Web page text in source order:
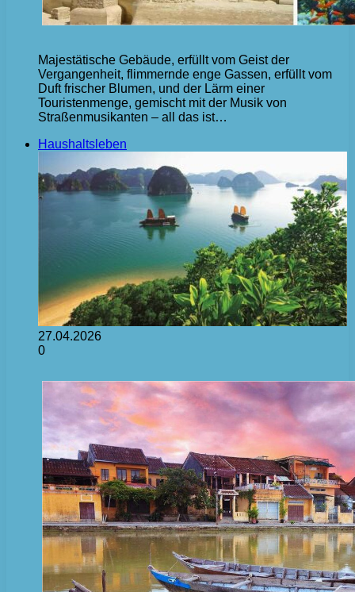
Majestätische Gebäude, erfüllt vom Geist der
Vergangenheit, flimmernde enge Gassen, erfüllt vom
Duft frischer Blumen, und der Lärm einer
Touristenmenge, gemischt mit der Musik von
Straßenmusikanten – all das ist…
Haushaltsleben
27.04.2026
0